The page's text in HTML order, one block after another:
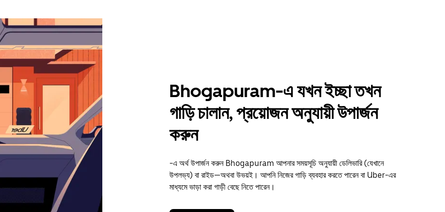
Bhogapuram-এ যখন ইচ্ছা তখন
গাড়ি চালান, প্রয়োজন অনুযায়ী উপার্জন
করুন
-এ অর্থ উপার্জন করুন Bhogapuram আপনার সময়সূচি অনুযায়ী ডেলিভারি (যেখানে
উপলভ্য) বা রাইড—অথবা উভয়ই। আপনি নিজের গাড়ি ব্যবহার করতে পারেন বা Uber-এর
মাধ্যমে ভাড়া করা গাড়ী বেছে নিতে পারেন।